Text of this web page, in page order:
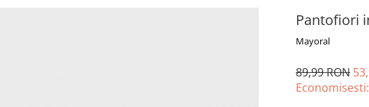
Pantofiori
Mayoral
89,99 RON
Economisesti: